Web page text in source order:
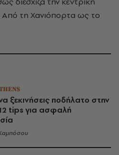
τη Χανιόπορτα ως το
ξεκινήσεις ποδήλατο στην
tips για ασφαλή